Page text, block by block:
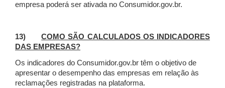
empresa poderá ser ativada no Consumidor.gov.br.
13)COMO SÃO CALCULADOS OS INDICADORES
DAS EMPRESAS?
Os indicadores do Consumidor.gov.br têm o objetivo de
apresentar o desempenho das empresas em relação às
reclamações registradas na plataforma.